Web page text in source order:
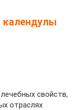
календулы
свойств,
отраслях